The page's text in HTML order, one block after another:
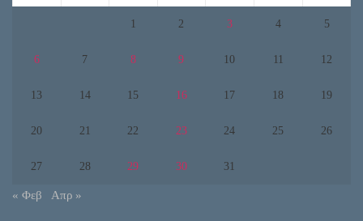
1 2 3 4 5
6 7 8 9 10 11 12
13 14 15 16 17 18 19
20 21 22 23 24 25 26
27 28 29 30 31
« Φεβ Απρ »